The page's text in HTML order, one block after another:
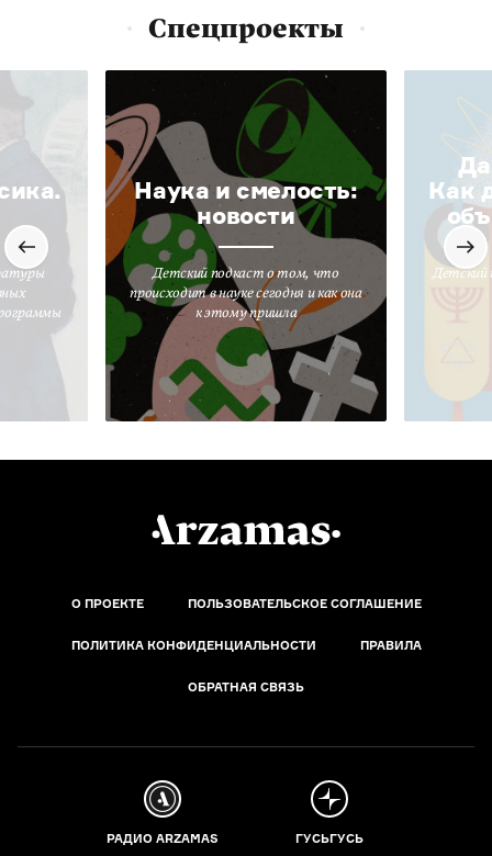
Спецпроекты
Наука и смелость:
новости
Детский подкаст о том, что
происходит в науке сегодня и как она
к этому пришла
Да
Как
Детский
О ПРОЕКТЕ ПОЛЬЗОВАТЕЛЬСКОЕ СОГЛАШЕНИЕ
ПОЛИТИКА КОНФИДЕНЦИАЛЬНОСТИ ПРАВИЛА
ОБРАТНАЯ СВЯЗЬ
РАДИО ARZAMAS ГУСЬГУСЬ